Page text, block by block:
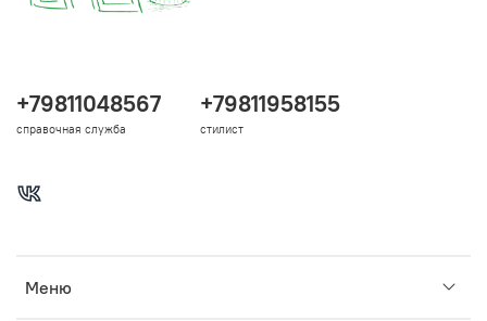
Меню
+79811048567
справочная служба
+79811958155
стилист